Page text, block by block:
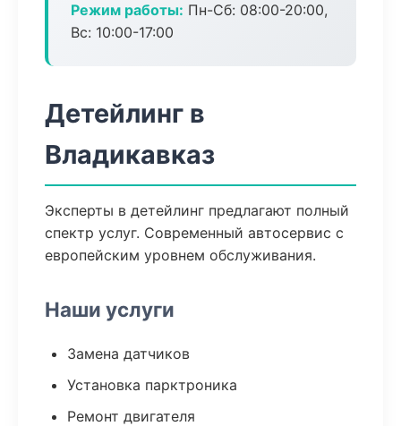
Режим работы: Пн-Сб: 08:00-20:00,
Вс: 10:00-17:00
Детейлинг в
Владикавказ
Эксперты в детейлинг предлагают полный
спектр услуг. Современный автосервис с
европейским уровнем обслуживания.
Наши услуги
Замена датчиков
Установка парктроника
Ремонт двигателя